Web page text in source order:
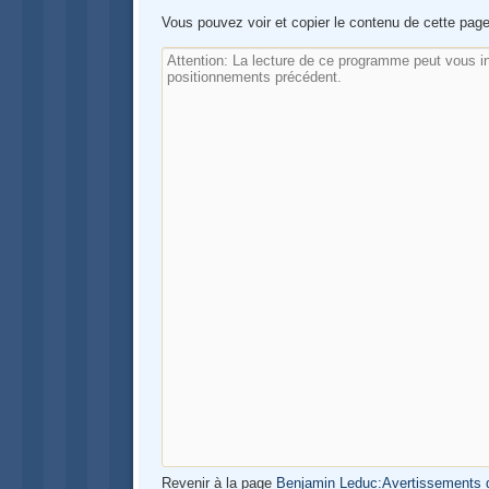
Vous pouvez voir et copier le contenu de cette
Revenir à la page Benjamin Leduc:Avertissements